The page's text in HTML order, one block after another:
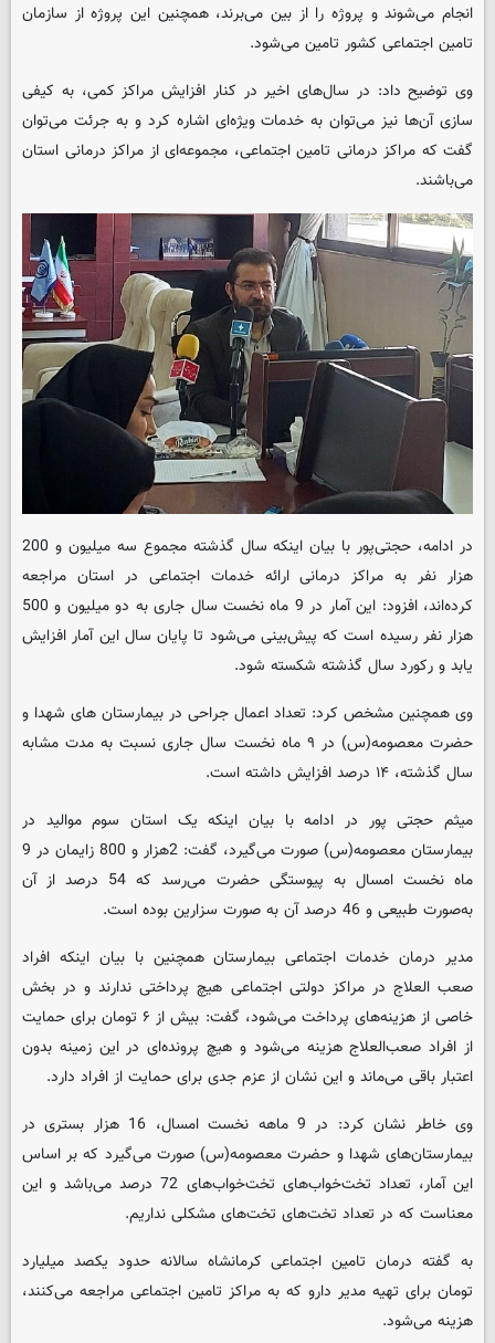
انجام می‌شوند و پروژه را از بین می‌برند، همچنین این پروژه از سازمان
تامین اجتماعی کشور تامین می‌شود.
وی توضیح داد: در سال‌های اخیر در کنار افزایش مراکز کمی، به کیفی
سازی آن‌ها نیز می‌توان به خدمات ویژه‌ای اشاره کرد و به جرئت می‌توان
گفت که مراکز درمانی تامین اجتماعی، مجموعه‌ای از مراکز درمانی استان
می‌باشند.
در ادامه، حجتی‌پور با بیان اینکه سال گذشته مجموع سه میلیون و 200
هزار نفر به مراکز درمانی ارائه خدمات اجتماعی در استان مراجعه
کرده‌اند، افزود: این آمار در 9 ماه نخست سال جاری به دو میلیون و 500
هزار نفر رسیده است که پیش‌بینی می‌شود تا پایان سال این آمار افزایش
یابد و رکورد سال گذشته شکسته شود.
وی همچنین مشخص کرد: تعداد اعمال جراحی در بیمارستان های شهدا و
حضرت معصومه(س) در ۹ ماه نخست سال جاری نسبت به مدت مشابه
سال گذشته، ۱۴ درصد افزایش داشته است.
میثم حجتی پور در ادامه با بیان اینکه یک استان سوم موالید در
بیمارستان معصومه(س) صورت می‌گیرد، گفت: 2هزار و 800 زایمان در 9
ماه نخست امسال به پیوستگی حضرت می‌رسد که 54 درصد از آن
به‌صورت طبیعی و 46 درصد آن به صورت سزارین بوده است.
مدیر درمان خدمات اجتماعی بیمارستان همچنین با بیان اینکه افراد
صعب العلاج در مراکز دولتی اجتماعی هیچ پرداختی ندارند و در بخش
خاصی از هزینه‌های پرداخت می‌شود، گفت: بیش از ۶ تومان برای حمایت
از افراد صعب‌العلاج هزینه می‌شود و هیچ پرونده‌ای در این زمینه بدون
اعتبار باقی می‌ماند و این نشان از عزم جدی برای حمایت از افراد دارد.
وی خاطر نشان کرد: در 9 ماهه نخست امسال، 16 هزار بستری در
بیمارستان‌های شهدا و حضرت معصومه(س) صورت می‌گیرد که بر اساس
این آمار، تعداد تخت‌خواب‌های تخت‌خواب‌های 72 درصد می‌باشد و این
معناست که در تعداد تخت‌های تخت‌های مشکلی نداریم.
به گفته درمان تامین اجتماعی کرمانشاه سالانه حدود یکصد میلیارد
تومان برای تهیه مدیر دارو که به مراکز تامین اجتماعی مراجعه می‌کنند،
هزینه می‌شود.